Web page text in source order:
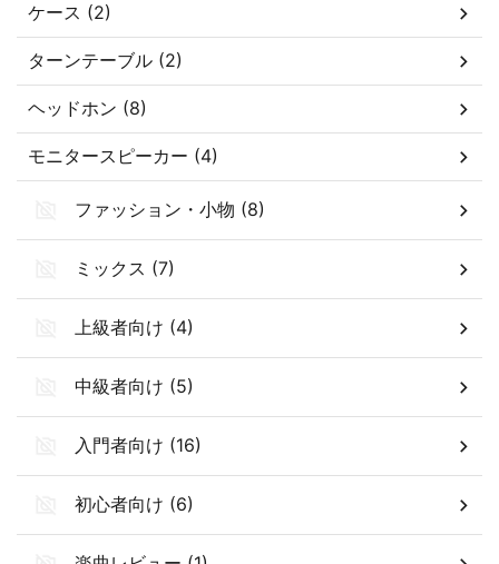
ケース (2)
ターンテーブル (2)
ヘッドホン (8)
モニタースピーカー (4)
ファッション・小物 (8)
ミックス (7)
上級者向け (4)
中級者向け (5)
入門者向け (16)
初心者向け (6)